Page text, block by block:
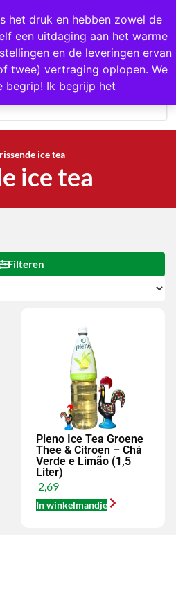
het druk en hebben zowel de
een uitdaging aan het warme
en de leveringen ervan
twee) vertraging oplopen. We
begrip! Ik begrijp het
op voorraad
0
ice tea
ice tea
Filteren
Pleno Ice Tea Groene
Thee & Citroen – Chá
Verde e Limão (1,5
Liter)
2,69
In winkelmandje